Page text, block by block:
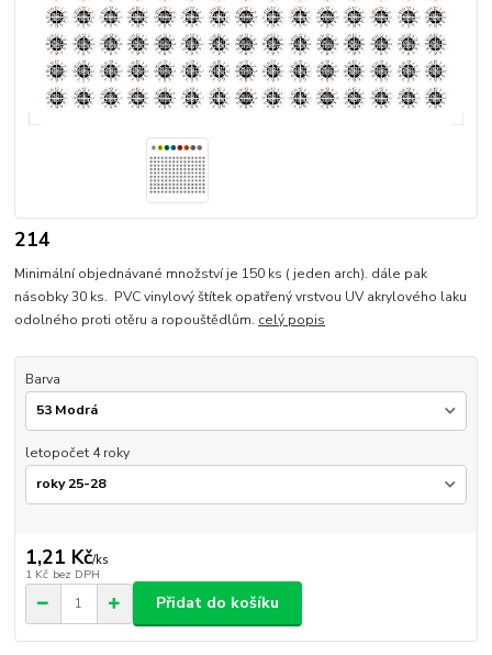
214
Minimální objednávané množství je 150 ks ( jeden arch). dále pak
násobky 30 ks. PVC vinylový štítek opatřený vrstvou UV akrylového laku
odolného proti otěru a ropouštědlům. celý popis
Barva
letopočet 4 roky
1,21 Kč/ks
1 Kč bez DPH
Přidat do košíku